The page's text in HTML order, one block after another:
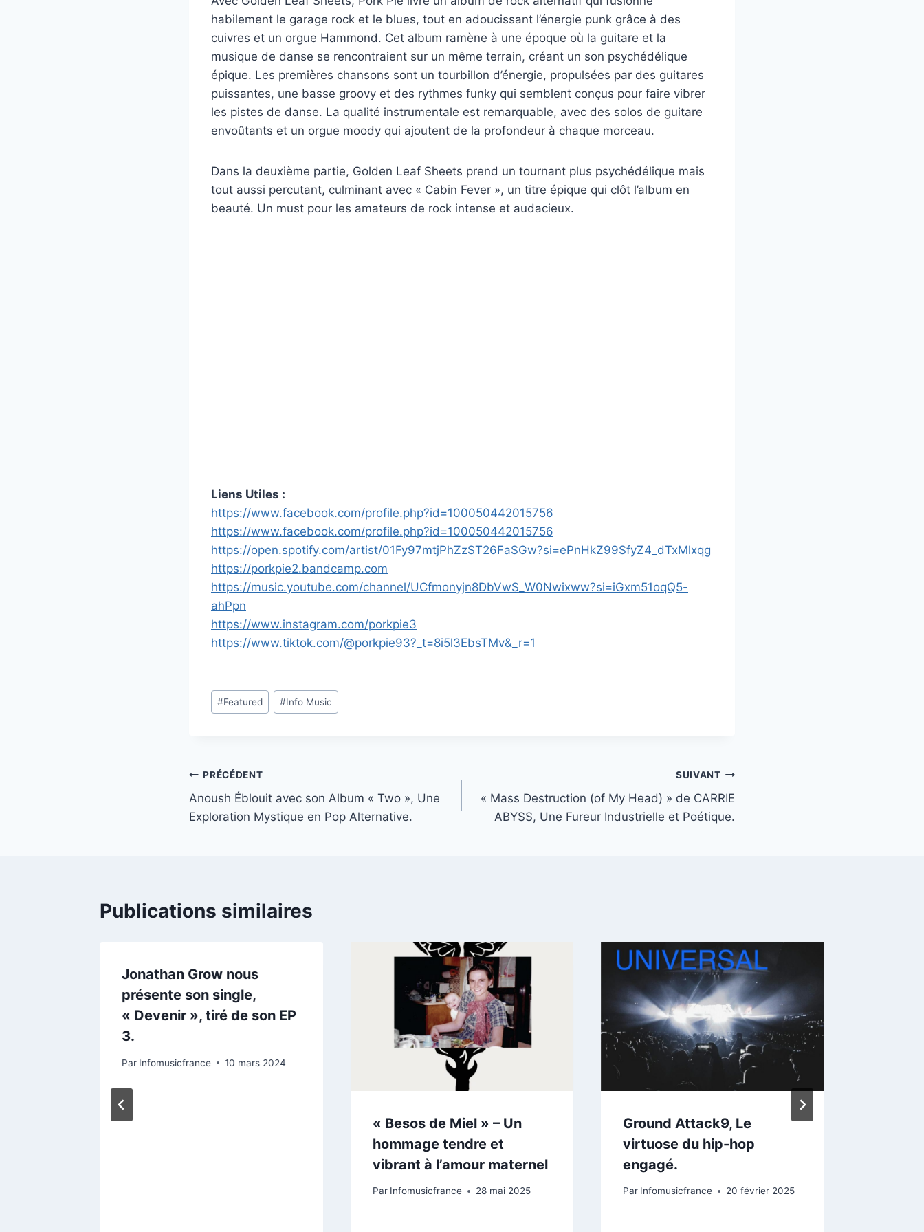
habilement le garage rock et le blues, tout en adoucissant l’énergie punk grâce à des
cuivres et un orgue Hammond. Cet album ramène à une époque où la guitare et la
musique de danse se rencontraient sur un même terrain, créant un son psychédélique
épique. Les premières chansons sont un tourbillon d’énergie, propulsées par des guitares
puissantes, une basse groovy et des rythmes funky qui semblent conçus pour faire vibrer
les pistes de danse. La qualité instrumentale est remarquable, avec des solos de guitare
envoûtants et un orgue moody qui ajoutent de la profondeur à chaque morceau.
Dans la deuxième partie, Golden Leaf Sheets prend un tournant plus psychédélique mais
tout aussi percutant, culminant avec « Cabin Fever », un titre épique qui clôt l’album en
beauté. Un must pour les amateurs de rock intense et audacieux.
Liens Utiles :
https://www.facebook.com/profile.php?id=100050442015756
https://www.facebook.com/profile.php?id=100050442015756
https://open.spotify.com/artist/01Fy97mtjPhZzST26FaSGw?si=ePnHkZ99SfyZ4_dTxMlxqg
https://porkpie2.bandcamp.com
https://music.youtube.com/channel/UCfmonyjn8DbVwS_W0Nwixww?si=iGxm51oqQ5-
ahPpn
https://www.instagram.com/porkpie3
https://www.tiktok.com/@porkpie93?_t=8i5l3EbsTMv&_r=1
Étiquettes
de
#Featured #Info Music
Navigation
de
PRÉCÉDENT
Anoush Éblouit avec son Album « Two », Une
Exploration Mystique en Pop Alternative.
SUIVANT
« Mass Destruction (of My Head) » de CARRIE
ABYSS, Une Fureur Industrielle et Poétique.
Publications similaires
Jonathan Grow nous
présente son single,
« Devenir », tiré de son EP
3.
Par Infomusicfrance 10 mars 2024
« Besos de Miel » – Un
hommage tendre et
vibrant à l’amour maternel
Par Infomusicfrance 28 mai 2025
Ground Attack9, Le
virtuose du hip-hop
engagé.
Par Infomusicfrance 20 février 2025